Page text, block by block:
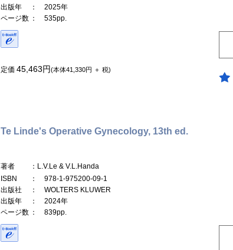
出版年
： 2025年
ページ数 ： 535pp.
定価 45,463円(本体41,330円 ＋ 税)
Te Linde's Operative Gynecology, 13th ed.
著者
：L.V.Le & V.L.Handa
ISBN
： 978-1-975200-09-1
出版社
： WOLTERS KLUWER
出版年
： 2024年
ページ数 ： 839pp.